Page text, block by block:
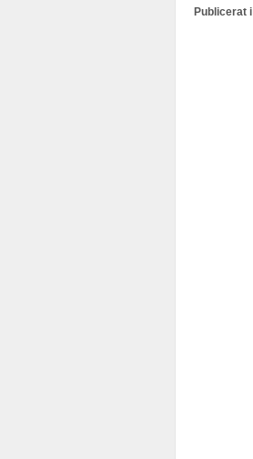
Publicerat i